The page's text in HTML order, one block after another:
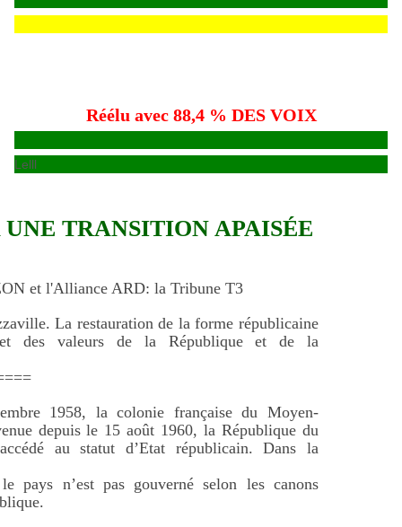
Réélu avec 88,4 % DES VOIX
Lelll
TRANSITION APAISÉE
et l'Alliance ARD: la Tribune T3
La restauration de la forme républicaine
des valeurs de la République et de la
1958, la colonie française du Moyen-
depuis le 15 août 1960, la République du
au statut d’Etat républicain. Dans la
le pays n’est pas gouverné selon les canons